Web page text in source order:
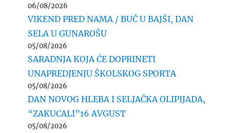
06/08/2026
VIKEND PRED NAMA / BUČ U BAJŠI, DAN
SELA U GUNAROŠU
05/08/2026
SARADNJA KOJA ĆE DOPRINETI
UNAPREDJENJU ŠKOLSKOG SPORTA
05/08/2026
DAN NOVOG HLEBA I SELJAČKA OLIPIJADA,
“ZAKUCALI”16 AVGUST
05/08/2026